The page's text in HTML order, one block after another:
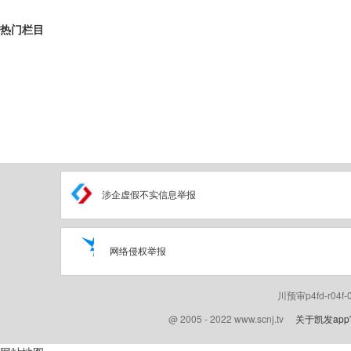
热门栏目
涉企虚假不实信息举报
网络侵权举报
川预审p4fd-
@ 2005 - 2022 www.scnj.tv 关于凯发